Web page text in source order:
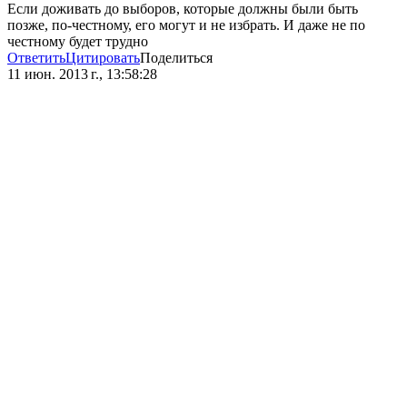
Если доживать до выборов, которые должны были быть
позже, по-честному, его могут и не избрать. И даже не по
честному будет трудно
ОтветитьЦитироватьПоделиться
11 июн. 2013 г., 13:58:28